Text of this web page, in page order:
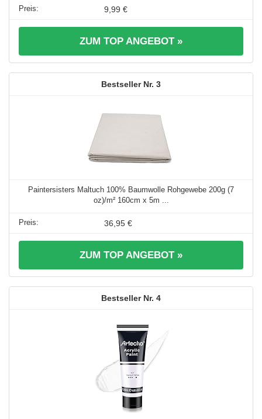
9,99 €
ZUM TOP ANGEBOT »
3
Paintersisters Maltuch 100% Baumwolle Rohgewebe 200g (7
oz)/m² 160cm x 5m ...
36,95 €
ZUM TOP ANGEBOT »
4